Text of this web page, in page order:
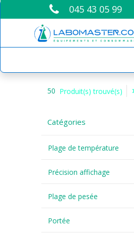
045 43 05 99
50 Produit(s) trouvé(s)
Catégories
Plage de température
Précision affichage
Plage de pesée
Portée